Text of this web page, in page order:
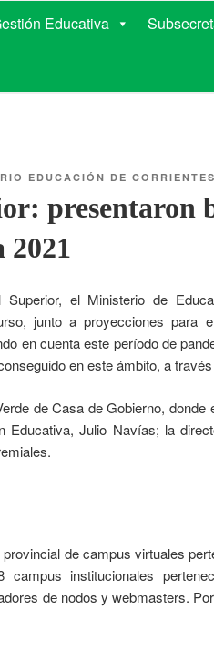
DEEducativa
EDUCACIÓN DE CORRIENTES
presentaron
2021
el Ministerio de
junto a proyecciones para
en cuenta este período de
en este ámbito, a
de Casa de Gobierno,
Educativa, Julio Navías; la
de campus virtuales
institucionales
de nodos y webmasters.